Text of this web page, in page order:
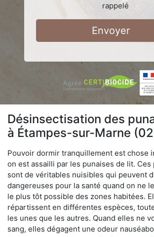
rappelé
Envoyer
Désinsectisation des
à Étampes-sur-Marne
Pouvoir dormir tranquillement est chose
on est assailli par les punaises de lit.
sont de véritables nuisibles qui peuvent
dangereuses pour la santé quand on ne
le plus tôt possible des zones habitées.
répartissent en différentes espèces,
les unes que les autres. Quand elles ne
sang, elles dégagent une odeur